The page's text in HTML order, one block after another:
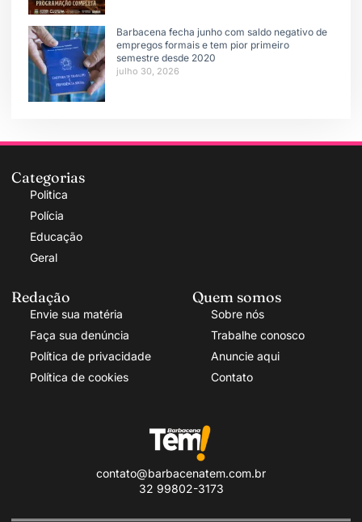
Barbacena fecha junho com saldo negativo de
empregos formais e tem pior primeiro
semestre desde 2020
julho 30, 2026
Categorias
Politica
Polícia
Educação
Geral
Redação
Envie sua matéria
Faça sua denúncia
Política de privacidade
Política de cookies
Quem somos
Sobre nós
Trabalhe conosco
Anuncie aqui
Contato
contato@barbacenatem.com.br
32 99802-3173